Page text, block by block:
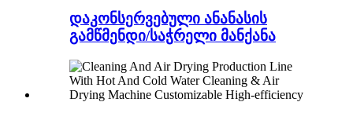
დაკონსერვებული ანანასის
გამწმენდი/საჭრელი მანქანა